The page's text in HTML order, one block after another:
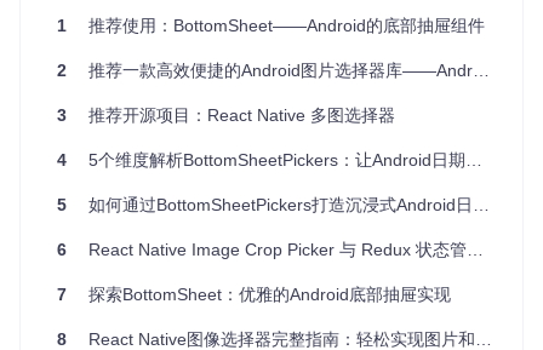
设备上选择图片的场景，例如社交媒体应用的上传图片功能、
其轻量级、易于集成的特点，它特别适合快速开发和迭代的项
项目特点
简单易用
：只需几行代码即可将图片选择功能加入到你的应
灵活定制：提供多种样式选项，如相机按钮和图库按钮的风
全面兼容：支持Android API Level 17及以上的版本，覆盖
1 推荐使用：BottomSheet——Android的底部抽屉组件
2 推荐一款高效便捷的Android图片选择器库——Android Image Picker
3 推荐开源项目：React Native 多图选择器
4 5个维度解析BottomSheetPickers：让Android日期时间选择体验提升300%
5 如何通过BottomSheetPickers打造沉浸式Android日期选择体验？
6 React Native Image Crop Picker 与 Redux 状态管理集成：终极指南
7 探索BottomSheet：优雅的Android底部抽屉实现
8 React Native图像选择器完整指南：轻松实现图片和视频选择功能 🚀